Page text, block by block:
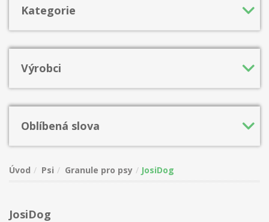
Kategorie
Výrobci
Oblíbená slova
Úvod Psi Granule pro psy JosiDog
JosiDog